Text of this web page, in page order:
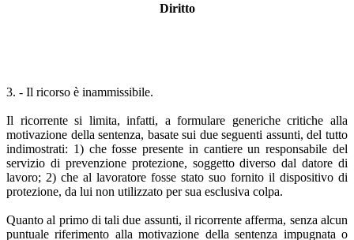
Diritto
3. - Il ricorso è inammissibile.
Il ricorrente si limita, infatti, a formulare generiche critiche alla
motivazione della sentenza, basate sui due seguenti assunti, del tutto
indimostrati: 1) che fosse presente in cantiere un responsabile del
servizio di prevenzione protezione, soggetto diverso dal datore di
lavoro; 2) che al lavoratore fosse stato suo fornito il dispositivo di
protezione, da lui non utilizzato per sua esclusiva colpa.
Quanto al primo di tali due assunti, il ricorrente afferma, senza alcun
puntuale riferimento alla motivazione della sentenza impugnata o